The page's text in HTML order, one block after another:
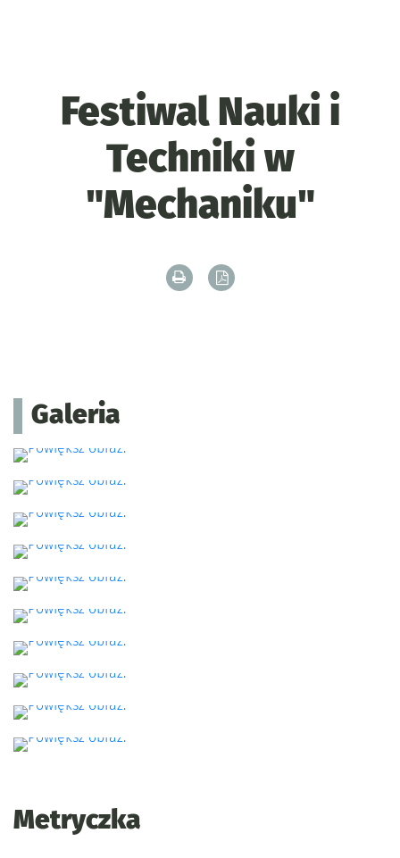
Festiwal Nauki i
Techniki w
"Mechaniku"
Drukuj zawartość bieżącej strony
Zapisz tekst bieżącej
Galeria
Metryczka